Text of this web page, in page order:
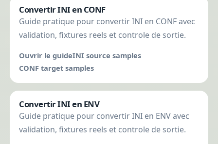
Convertir INI en CONF
Guide pratique pour convertir INI en CONF avec
validation, fixtures reels et controle de sortie.
Ouvrir le guideINI source samples
CONF target samples
Convertir INI en ENV
Guide pratique pour convertir INI en ENV avec
validation, fixtures reels et controle de sortie.